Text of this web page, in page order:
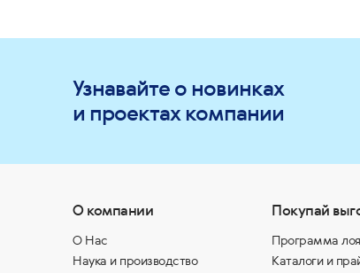
Узнавайте о новинках
и проектах компании
О компании
О Нас
Наука и производство
Покупай
Программа
Каталоги и